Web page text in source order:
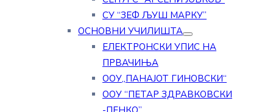
СУ “ЗЕФ ЉУШ МАРКУ”
ОСНОВНИ УЧИЛИШТА
ЕЛЕКТРОНСКИ УПИС НА
ПРВАЧИЊА
ООУ„ПАНАЈОТ ГИНОВСКИ“
ООУ “ПЕТАР ЗДРАВКОВСКИ